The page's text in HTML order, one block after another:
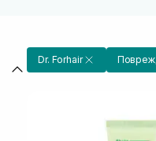
Dr. Forhair